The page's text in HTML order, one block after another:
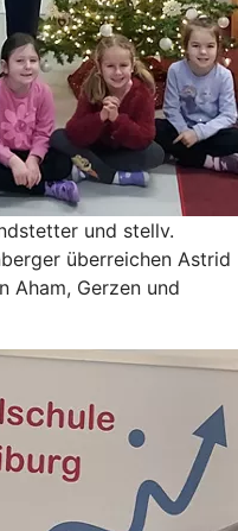
und stellv.
überreichen Astrid
Aham, Gerzen und